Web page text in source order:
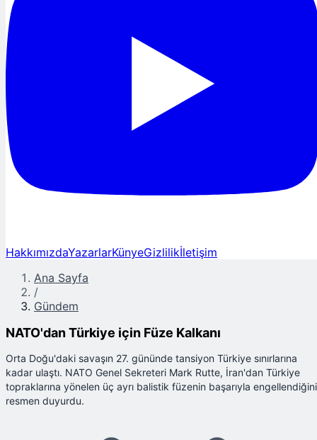
HakkımızdaYazarlarKünyeGizlilikİletişim
Ana Sayfa
/
Gündem
NATO'dan Türkiye için Füze Kalkanı
Orta Doğu'daki savaşın 27. gününde tansiyon Türkiye sınırlarına
kadar ulaştı. NATO Genel Sekreteri Mark Rutte, İran'dan Türkiye
topraklarına yönelen üç ayrı balistik füzenin başarıyla engellendiğini
resmen duyurdu.